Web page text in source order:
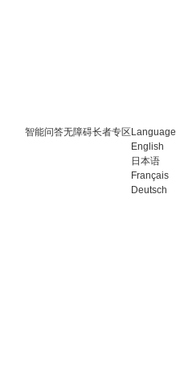
智能问答无障碍长者专区Language
English
日本语
Français
Deutsch